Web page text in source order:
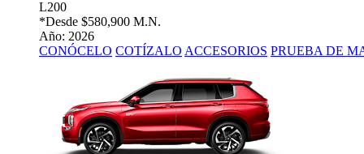
L200
*Desde $580,900 M.N.
Año: 2026
CONÓCELO COTÍZALO ACCESORIOS PRUEBA DE